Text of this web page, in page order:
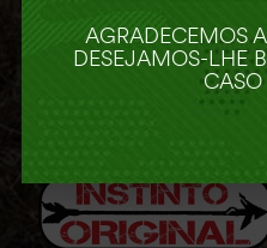
AGRADECEMOS
DESEJAMOS-LHE
CASO